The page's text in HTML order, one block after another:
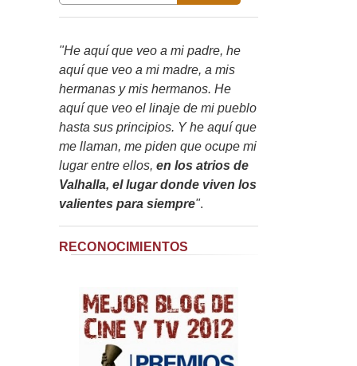
"He aquí que veo a mi padre, he
aquí que veo a mi madre, a mis
hermanas y mis hermanos. He
aquí que veo el linaje de mi pueblo
hasta sus principios. Y he aquí que
me llaman, me piden que ocupe mi
lugar entre ellos, en los atrios de
Valhalla, el lugar donde viven los
valientes para siempre".
RECONOCIMIENTOS